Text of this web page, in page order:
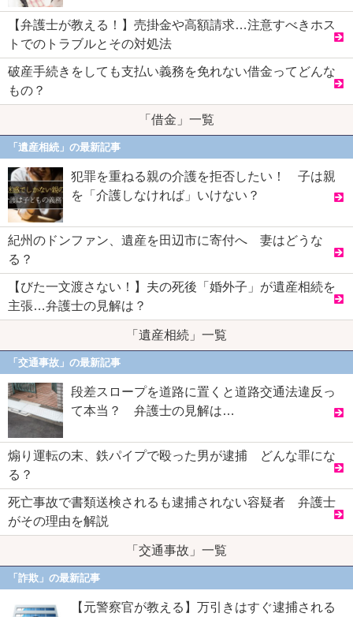
【弁護士が教える！】売掛金や高額請求…注意すべきホス
トでのトラブルとその対処法
破産手続きをしても支払い義務を免れない借金ってどんな
もの？
「借金」一覧
「遺産相続」の最新記事
犯罪を重ねる親の介護を拒否したい！ 子は親
を「介護しなければ」いけない？
紀州のドンファン、遺産を田辺市に寄付へ 妻はどうな
る？
【びた一文渡さない！】夫の死後「婚外子」が遺産相続を
主張…弁護士の見解は？
「遺産相続」一覧
「交通事故」の最新記事
段差スロープを道路に置くと道路交通法違反っ
て本当？ 弁護士の見解は…
煽り運転の末、鉄パイプで殴った男が逮捕 どんな罪にな
る？
死亡事故で書類送検されるも逮捕されない容疑者 弁護士
がその理由を解説
「交通事故」一覧
「詐欺」の最新記事
【元警察官が教える】万引きはすぐ逮捕される